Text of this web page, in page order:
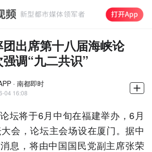
出席第十八届海峡论
调“九二共识”
· 南都即时
04 16:08
坛将于6月中旬在福建举办，6月
会，论坛主会场设在厦门。据中
息，将由中国国民党副主席张荣